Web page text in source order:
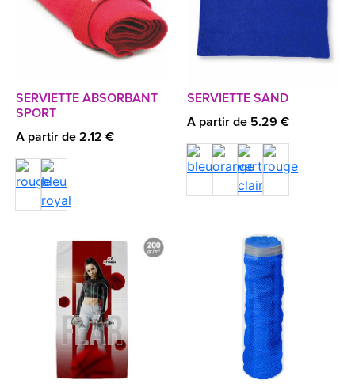
SERVIETTE ABSORBANT
SPORT
A partir de 2.12 €
SERVIETTE SAND
A partir de 5.29 €